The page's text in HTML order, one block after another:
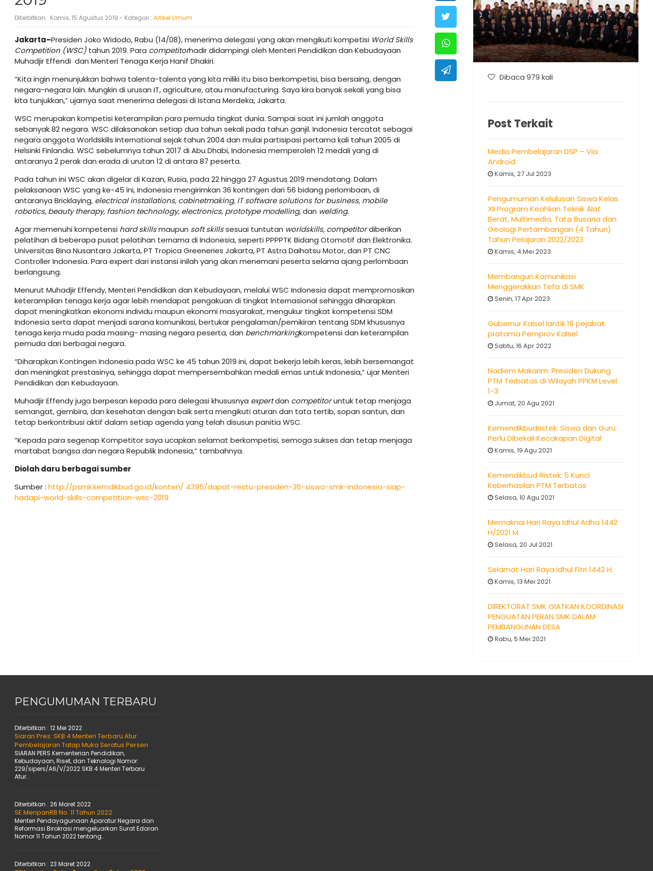
Diterbitkan : Kamis, 15 Agustus 2019 - Kategori : Artikel Umum
Jakarta–Presiden Joko Widodo, Rabu (14/08), menerima delegasi yang akan mengikuti kompetisi World Skills
Competition (WSC) tahun 2019. Para competitorhadir didampingi oleh Menteri Pendidikan dan Kebudayaan
Muhadjir Effendi dan Menteri Tenaga Kerja Hanif Dhakiri.
“Kita ingin menunjukkan bahwa talenta-talenta yang kita miliki itu bisa berkompetisi, bisa bersaing, dengan
negara-negara lain. Mungkin di urusan IT, agriculture, atau manufacturing. Saya kira banyak sekali yang bisa
kita tunjukkan,” ujarnya saat menerima delegasi di Istana Merdeka, Jakarta.
WSC merupakan kompetisi keterampilan para pemuda tingkat dunia. Sampai saat ini jumlah anggota
sebanyak 82 negara. WSC dilaksanakan setiap dua tahun sekali pada tahun ganjil. Indonesia tercatat sebagai
negara anggota Worldskills International sejak tahun 2004 dan mulai partisipasi pertama kali tahun 2005 di
Helsinki Finlandia. WSC sebelumnya tahun 2017 di Abu Dhabi, Indonesia memperoleh 12 medali yang di
antaranya 2 perak dan erada di urutan 12 di antara 87 peserta.
Pada tahun ini WSC akan digelar di Kazan, Rusia, pada 22 hingga 27 Agustus 2019 mendatang. Dalam
pelaksanaan WSC yang ke-45 ini, Indonesia mengirimkan 36 kontingen dari 56 bidang perlombaan, di
antaranya Bricklaying, electrical installations, cabinetmaking, IT software solutions for business, mobile
robotics, beauty therapy, fashion technology, electronics, prototype modelling,dan welding.
Agar memenuhi kompetensi hard skillsmaupun soft skillssesuai tuntutan worldskills, competitordiberikan
pelatihan di beberapa pusat pelatihan ternama di Indonesia, seperti PPPPTK Bidang Otomotif dan Elektronika.
Universitas Bina Nusantara Jakarta, PT Tropica Greeneries Jakarta, PT Astra Daihatsu Motor, dan PT CNC
Controller Indonesia. Para expert dari instansi inilah yang akan menemani peserta selama ajang perlombaan
berlangsung.
Menurut Muhadjir Effendy, Menteri Pendidikan dan Kebudayaan, melalui WSC Indonesia dapat mempromosikan
keterampilan tenaga kerja agar lebih mendapat pengakuan di tingkat Internasional sehingga diharapkan
dapat meningkatkan ekonomi individu maupun ekonomi masyarakat, mengukur tingkat kompetensi SDM
Indonesia serta dapat menjadi sarana komunikasi, bertukar pengalaman/pemikiran tentang SDM khususnya
tenaga kerja muda pada masing- masing negara peserta, dan benchmarkingkompetensi dan keterampilan
pemuda dari berbagai negara.
“Diharapkan Kontingen Indonesia pada WSC ke 45 tahun 2019 ini, dapat bekerja lebih keras, lebih bersemangat
dan meningkat prestasinya, sehingga dapat mempersembahkan medali emas untuk Indonesia,” ujar Menteri
Pendidikan dan Kebudayaan.
Muhadjir Effendy juga berpesan kepada para delegasi khususnya expertdan competitoruntuk tetap menjaga
semangat, gembira, dan kesehatan dengan baik serta mengikuti aturan dan tata tertib, sopan santun, dan
tetap berkontribusi aktif dalam setiap agenda yang telah disusun panitia WSC.
“Kepada para segenap Kompetitor saya ucapkan selamat berkompetisi, semoga sukses dan tetap menjaga
martabat bangsa dan negara Republik Indonesia,” tambahnya.
Diolah daru berbagai sumber
Sumber : http://psmk.kemdikbud.go.id/konten/ 4395/dapat-restu-presiden-36-siswa-smk-indonesia-siap-
hadapi-world-skills-competition-wsc-2019
Dibaca 979 kali
Post Terkait
Media Pembelajaran DSP – Via
Android
Kamis, 27 Jul 2023
Pengumuman Kelulusan Siswa Kelas
XII Program Keahlian Teknik Alat
Berat, Multimedia, Tata Busana dan
Geologi Pertambangan (4 Tahun)
Tahun Pelajaran 2022/2023
Kamis, 4 Mei 2023
Membangun Komunikasi
Menggerakkan Tefa di SMK
Senin, 17 Apr 2023
Gubernur Kalsel lantik 16 pejabat
pratama Pemprov Kalsel
Sabtu, 16 Apr 2022
Nadiem Makarim: Presiden Dukung
PTM Terbatas di Wilayah PPKM Level
1-3
Jumat, 20 Agu 2021
Kemendikbudristek: Siswa dan Guru
Perlu Dibekali Kecakapan Digital
Kamis, 19 Agu 2021
Kemendikbud Ristek: 5 Kunci
Keberhasilan PTM Terbatas
Selasa, 10 Agu 2021
Memaknai Hari Raya Idhul Adha 1442
H/2021 M
Selasa, 20 Jul 2021
Selamat Hari Raya Idhul Fitri 1442 H.
Kamis, 13 Mei 2021
DIREKTORAT SMK GIATKAN KOORDINASI
PENGUATAN PERAN SMK DALAM
PEMBANGUNAN DESA
Rabu, 5 Mei 2021
PENGUMUMAN TERBARU
Diterbitkan : 12 Mei 2022
Siaran Pres: SKB 4 Menteri Terbaru Atur
Pembelajaran Tatap Muka Seratus Persen
SIARAN PERS Kementerian Pendidikan,
Kebudayaan, Riset, dan Teknologi Nomor:
229/sipers/A6/V/2022 SKB 4 Menteri Terbaru
Atur..
Diterbitkan : 26 Maret 2022
SE MenpanRB No. 11 Tahun 2022
Menteri Pendayagunaan Aparatur Negara dan
Reformasi Birokrasi mengeluarkan Surat Edaran
Nomor 11 Tahun 2022 tentang..
Diterbitkan : 23 Maret 2022